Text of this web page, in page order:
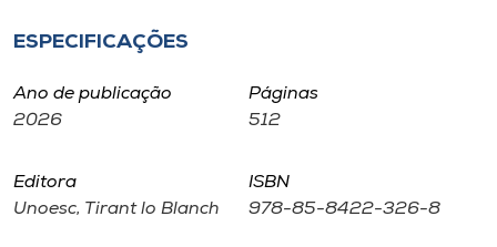
Unoesc
Selecione
o idioma
ESPECIFICAÇÕES
Ano de publicação
2026
Páginas
512
Editora
Unoesc, Tirant lo Blanch
ISBN
978-85-8422-326-8